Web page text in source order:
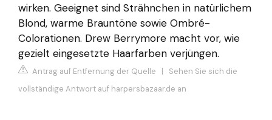
wirken. Geeignet sind Strähnchen in natürlichem
Blond, warme Brauntöne sowie Ombré-
Colorationen. Drew Berrymore macht vor, wie
gezielt eingesetzte Haarfarben verjüngen.
Antrag auf Entfernung der Quelle | Sehen Sie sich die
vollständige Antwort auf harpersbazaar.de an